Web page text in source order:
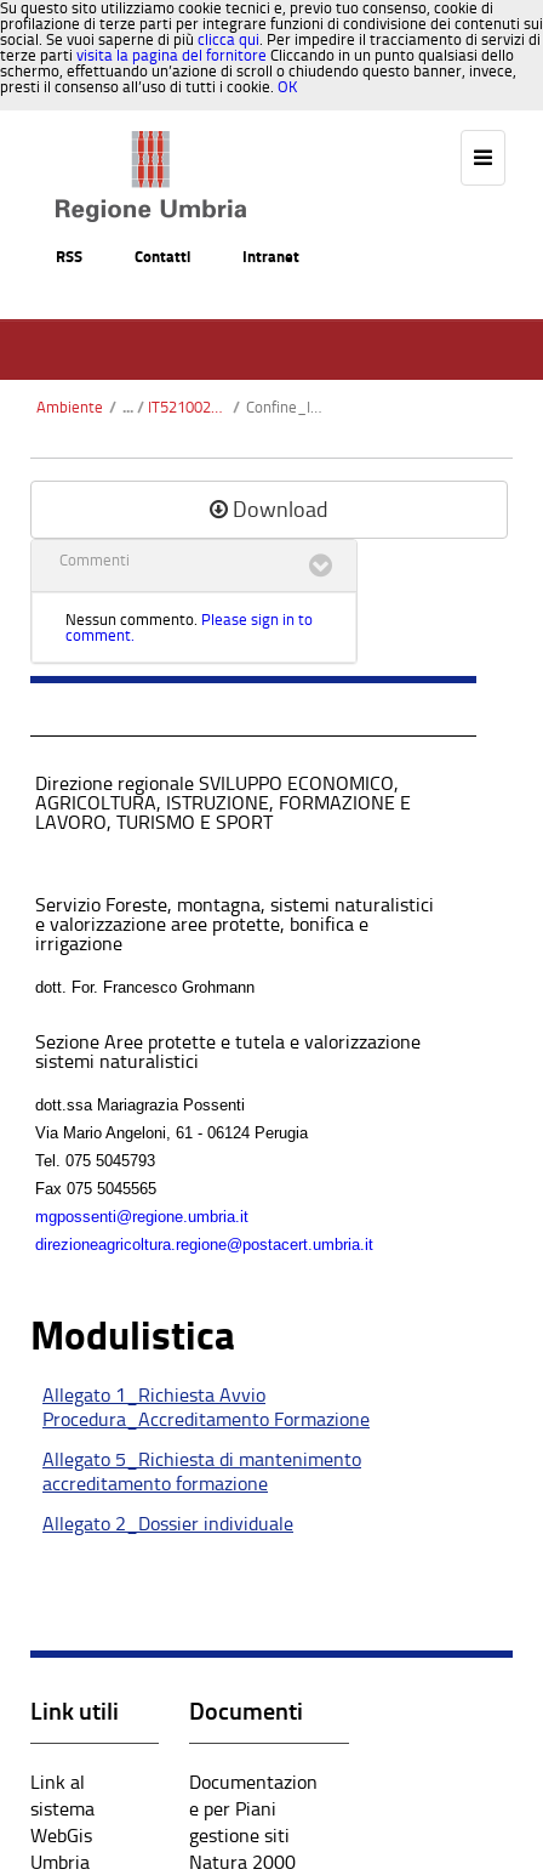
Su questo sito utilizziamo cookie tecnici e, previo tuo consenso, cookie di
profilazione di terze parti per integrare funzioni di condivisione dei contenuti sui
social. Se vuoi saperne di più clicca qui. Per impedire il tracciamento di servizi di
terze parti visita la pagina del fornitore Cliccando in un punto qualsiasi dello
schermo, effettuando un’azione di scroll o chiudendo questo banner, invece,
presti il consenso all’uso di tutti i cookie. OK
RSS Contatti Intranet
Ambiente / IT5210020 - Boschi di Ferretto - Bagnolo / Confine_IT5210020_Boschi_Ferretto-Bagnolo_CTR.pdf
Download
Commenti
Nessun commento. Please sign in to
comment.
Direzione regionale SVILUPPO ECONOMICO,
AGRICOLTURA, ISTRUZIONE, FORMAZIONE E
LAVORO, TURISMO E SPORT
Servizio Foreste, montagna, sistemi naturalistici
e valorizzazione aree protette, bonifica e
irrigazione
dott. For. Francesco Grohmann
Sezione Aree protette e tutela e valorizzazione
sistemi naturalistici
dott.ssa Mariagrazia Possenti
Via Mario Angeloni, 61 - 06124 Perugia
Tel. 075 5045793
Fax 075 5045565
mgpossenti@regione.umbria.it
direzioneagricoltura.regione@postacert.umbria.it
Modulistica
Allegato 1_Richiesta Avvio
Procedura_Accreditamento Formazione
Allegato 5_Richiesta di mantenimento
accreditamento formazione
Allegato 2_Dossier individuale
Link utili
Link al
sistema
WebGis
Umbria
Documenti
Documentazion
e per Piani
gestione siti
Natura 2000